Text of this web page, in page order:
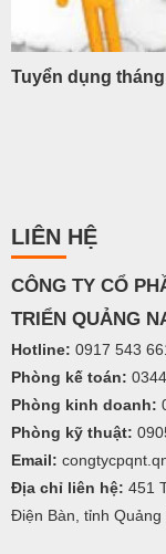
Tuyển dụng tháng
LIÊN HỆ
CÔNG TY CỔ
TRIỂN QUẢNG
Hotline: 0917 543
Phòng kế toán:
Phòng kinh doanh:
Phòng kỹ thuật:
Email:
Địa chỉ liên hệ: 451
Điện Bàn, tỉnh Quảng